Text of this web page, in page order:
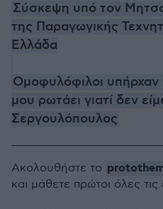
Σύσκεψη υπό τον
της Παραγωγικής
Ελλάδα
Ομοφυλόφιλοι υπήρχαν
μου ρωτάει γιατί δεν
Σεργουλόπουλος
Ακολουθήστε το
και μάθετε πρώτοι όλες τις